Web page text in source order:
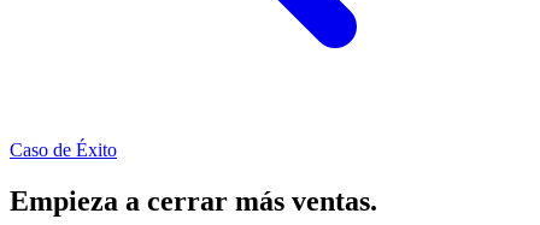
Caso de Éxito
Empieza a cerrar más ventas.